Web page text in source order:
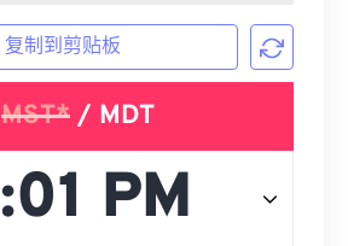
复制到剪贴板
MST*/ MDT